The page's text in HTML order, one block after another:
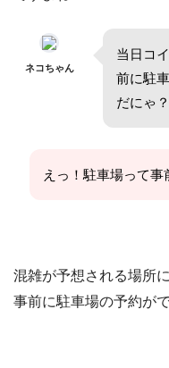
ネコちゃん
当日コ
前に駐
だにゃ？
えっ！駐車場って事
混雑が予想される場所
事前に駐車場の予約が